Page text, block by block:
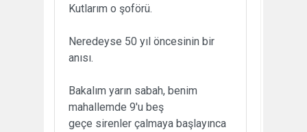
Kutlarım o şoförü.
Neredeyse 50 yıl öncesinin bir
anısı.
Bakalım yarın sabah, benim
mahallemde 9'u beş
geçe sirenler çalmaya başlayınca